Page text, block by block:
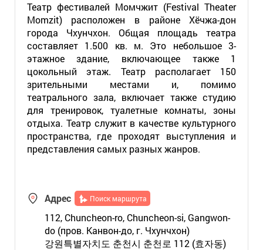
Театр фестивалей Момчжит (Festival Theater
Momzit) расположен в районе Хёчжа-дон
города Чхунчхон. Общая площадь театра
составляет 1.500 кв. м. Это небольшое 3-
этажное здание, включающее также 1
цокольный этаж. Театр располагает 150
зрительными местами и, помимо
театрального зала, включает также студию
для тренировок, туалетные комнаты, зоны
отдыха. Театр служит в качестве культурного
пространства, где проходят выступления и
представления самых разных жанров.
Адрес Поиск маршрута
112, Chuncheon-ro, Chuncheon-si, Gangwon-
do (пров. Канвон-до, г. Чхунчхон)
강원특별자치도 춘천시 춘천로 112 (효자동)